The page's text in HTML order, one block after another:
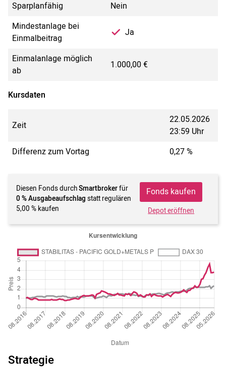
Sparplanfähig
Nein
Mindestanlage bei
Einmalbeitrag
Ja
Einmalanlage möglich
ab
1.000,00 €
Kursdaten
Zeit
22.05.2026
23:59 Uhr
Differenz zum Vortag
0,27 %
Diesen Fonds durchSmartbrokerfür
0 % Ausgabeaufschlag statt regulären
5,00 % kaufen
Fonds kaufen
Depot eröffnen
Strategie